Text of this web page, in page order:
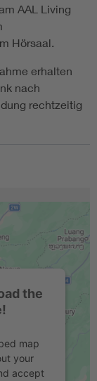
AAL Living
Hörsaal.
erhalten
nach
rechtzeitig
the
map
your
accept